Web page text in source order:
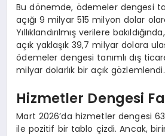
Bu dönemde, ödemeler dengesi
açığı 9 milyar 515 milyon dolar
Yıllıklandırılmış verilere
açık yaklaşık 39,7 milyar dolara
ödemeler dengesi tanımlı dış
milyar dolarlık bir açık gözlemlendi.
Hizmetler Dengesi
Mart 2026’da hizmetler dengesi
ile pozitif bir tablo çizdi. Ancak,